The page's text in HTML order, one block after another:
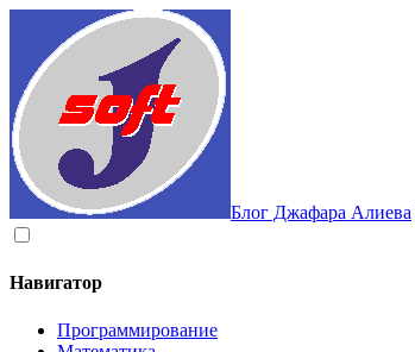
Блог Джафара Алиева
Навигатор
Программирование